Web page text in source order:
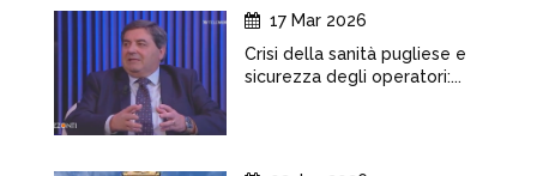
17 Mar 2026
Crisi della sanità pugliese e
sicurezza degli operatori:...